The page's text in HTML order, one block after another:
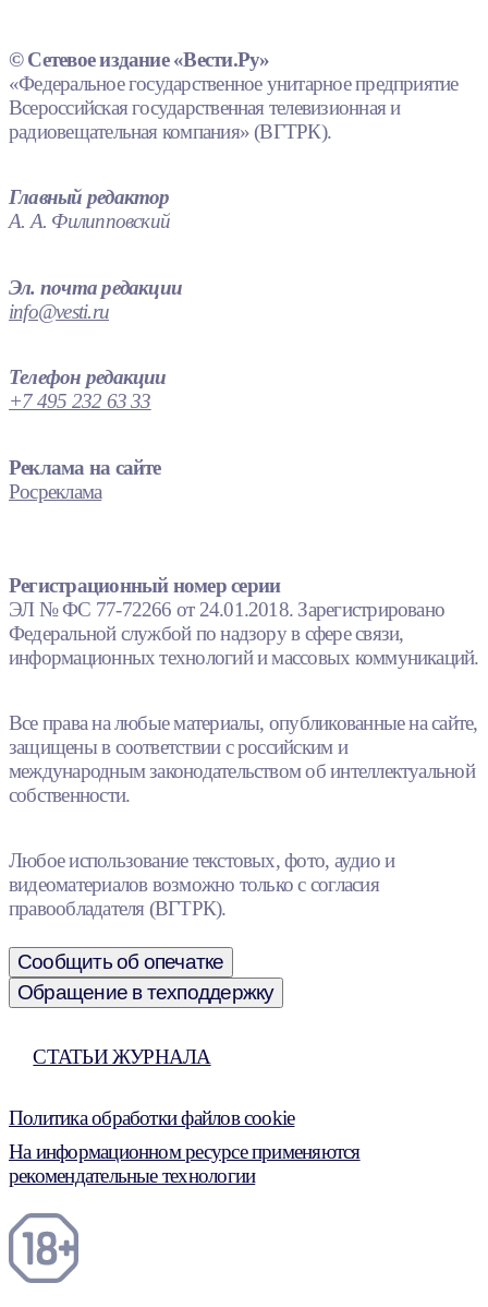
© Сетевое издание «Вести.Ру»
«Федеральное государственное унитарное предприятие
Всероссийская государственная телевизионная и
радиовещательная компания» (ВГТРК).
Главный редактор
А. А. Филипповский
Эл. почта редакции
info@vesti.ru
Телефон редакции
+7 495 232 63 33
Реклама на сайте
Росреклама
Регистрационный номер серии
ЭЛ № ФС 77-72266 от 24.01.2018. Зарегистрировано
Федеральной службой по надзору в сфере связи,
информационных технологий и массовых коммуникаций.
Все права на любые материалы, опубликованные на сайте,
защищены в соответствии с российским и
международным законодательством об интеллектуальной
собственности.
Любое использование текстовых, фото, аудио и
видеоматериалов возможно только с согласия
правообладателя (ВГТРК).
Сообщить об опечатке
Обращение в техподдержку
СТАТЬИ ЖУРНАЛА
Политика обработки файлов cookie
На информационном ресурсе применяются
рекомендательные технологии